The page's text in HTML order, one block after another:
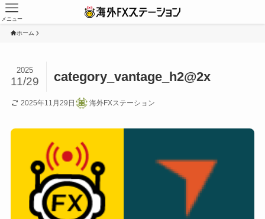
メニュー
ホーム
category_vantage_h2@2x
2025
11/29
2025年11月29日 海外FXステーション